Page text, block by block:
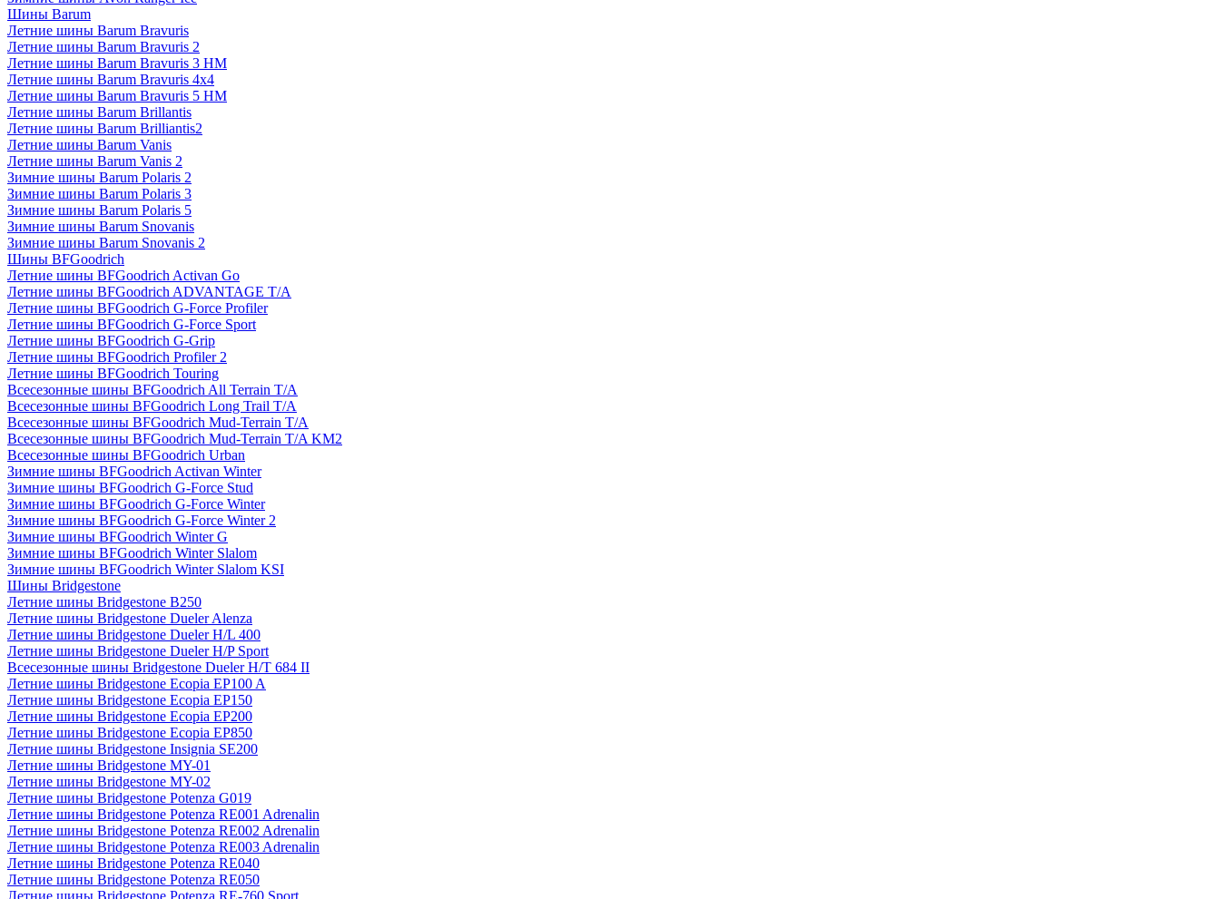
Шины Barum
Летние шины Barum Bravuris
Летние шины Barum Bravuris 2
Летние шины Barum Bravuris 3 HM
Летние шины Barum Bravuris 4х4
Летние шины Barum Bravuris 5 HM
Летние шины Barum Brillantis
Летние шины Barum Brilliantis2
Летние шины Barum Vanis
Летние шины Barum Vanis 2
Зимние шины Barum Polaris 2
Зимние шины Barum Polaris 3
Зимние шины Barum Polaris 5
Зимние шины Barum Snovanis
Зимние шины Barum Snovanis 2
Шины BFGoodrich
Летние шины BFGoodrich Activan Go
Летние шины BFGoodrich ADVANTAGE T/A
Летние шины BFGoodrich G-Force Profiler
Летние шины BFGoodrich G-Force Sport
Летние шины BFGoodrich G-Grip
Летние шины BFGoodrich Profiler 2
Летние шины BFGoodrich Touring
Всесезонные шины BFGoodrich All Terrain T/A
Всесезонные шины BFGoodrich Long Trail T/A
Всесезонные шины BFGoodrich Mud-Terrain T/A
Всесезонные шины BFGoodrich Mud-Terrain T/A KM2
Всесезонные шины BFGoodrich Urban
Зимние шины BFGoodrich Activan Winter
Зимние шины BFGoodrich G-Force Stud
Зимние шины BFGoodrich G-Force Winter
Зимние шины BFGoodrich G-Force Winter 2
Зимние шины BFGoodrich Winter G
Зимние шины BFGoodrich Winter Slalom
Зимние шины BFGoodrich Winter Slalom KSI
Шины Bridgestone
Летние шины Bridgestone B250
Летние шины Bridgestone Dueler Alenza
Летние шины Bridgestone Dueler H/L 400
Летние шины Bridgestone Dueler H/P Sport
Всесезонные шины Bridgestone Dueler H/T 684 II
Летние шины Bridgestone Ecopia EP100 A
Летние шины Bridgestone Ecopia EP150
Летние шины Bridgestone Ecopia EP200
Летние шины Bridgestone Ecopia EP850
Летние шины Bridgestone Insignia SE200
Летние шины Bridgestone MY-01
Летние шины Bridgestone MY-02
Летние шины Bridgestone Potenza G019
Летние шины Bridgestone Potenza RE001 Adrenalin
Летние шины Bridgestone Potenza RE002 Adrenalin
Летние шины Bridgestone Potenza RE003 Adrenalin
Летние шины Bridgestone Potenza RE040
Летние шины Bridgestone Potenza RE050
Летние шины Bridgestone Potenza RE-760 Sport